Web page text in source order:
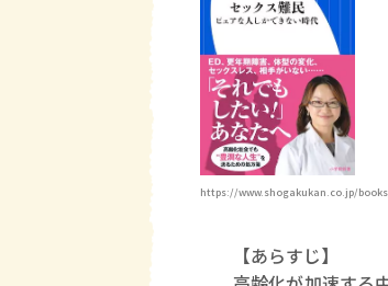
https://www.shogakukan.co.jp/
【あらすじ】